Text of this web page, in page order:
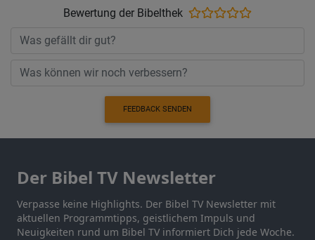
Bewertung der Bibelthek
FEEDBACK SENDEN
Der Bibel TV Newsletter
Verpasse keine Highlights. Der Bibel TV Newsletter mit
aktuellen Programmtipps, geistlichem Impuls und
Neuigkeiten rund um Bibel TV informiert Dich jede Woche.